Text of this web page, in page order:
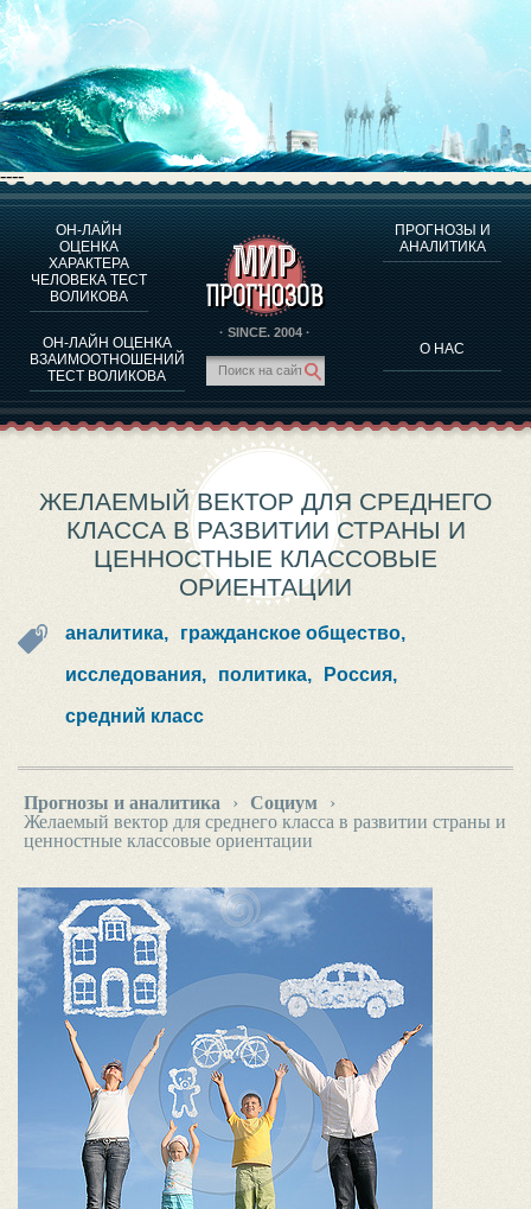
----
ОН-ЛАЙН
ОЦЕНКА
ХАРАКТЕРА
ЧЕЛОВЕКА ТЕСТ
ВОЛИКОВА
ОН-ЛАЙН ОЦЕНКА
ВЗАИМООТНОШЕНИЙ
ТЕСТ ВОЛИКОВА
· SINCE. 2004 ·
ПРОГНОЗЫ И
АНАЛИТИКА
О НАС
О ПРОГРАММЕ
ОЦЕНКА ХАРАКТЕРA ЧЕЛОВЕКА
ОЦЕНКА ХАРАКТЕРА ВЫДАЮЩИХСЯ ЛИЧНОСТЕЙ
О ПРОГРАММЕ
ТЕСТ НА СОВМЕСТИМОСТЬ ВОЛИКОВА
ПРОГНОЗЫ И АНАЛИТИКА
ЖЕЛАЕМЫЙ ВЕКТОР ДЛЯ СРЕДНЕГО
КЛАССА В РАЗВИТИИ СТРАНЫ И
ЦЕННОСТНЫЕ КЛАССОВЫЕ
ОРИЕНТАЦИИ
аналитика, гражданское общество,
исследования, политика, Россия,
средний класс
Прогнозы и аналитика › Социум
›
Желаемый вектор для среднего класса в развитии страны и
ценностные классовые ориентации